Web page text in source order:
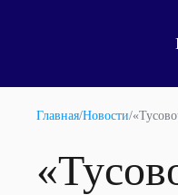
Главная/Новости/